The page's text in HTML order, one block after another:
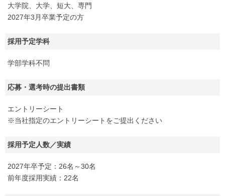
大学院、大学、短大、専門
2027年3月卒業予定の方
採用予定学科
学部学科不問
応募・選考時の提出書類
エントリーシート
※当社指定のエントリーシートをご提出ください
採用予定人数／実績
2027年卒予定：26名～30名
前年度採用実績：22名